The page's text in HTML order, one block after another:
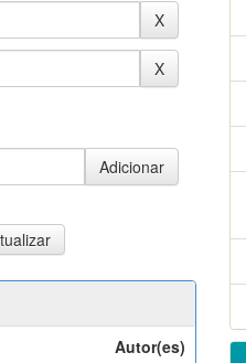
Autor(es)